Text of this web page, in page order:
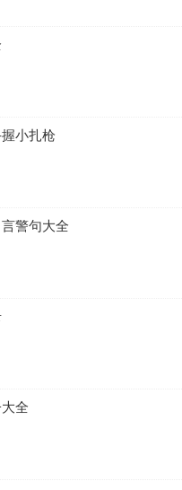
小扎枪
警句大全
全